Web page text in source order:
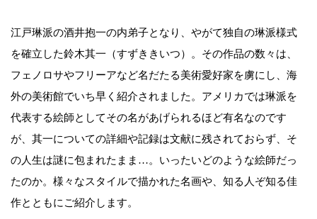
江戸琳派の酒井抱一の内弟子となり、やがて独自の琳派様式
を確立した鈴木其一（すずききいつ）。その作品の数々は、
フェノロサやフリーアなど名だたる美術愛好家を虜にし、海
外の美術館でいち早く紹介されました。アメリカでは琳派を
代表する絵師としてその名があげられるほど有名なのです
が、其一についての詳細や記録は文献に残されておらず、そ
の人生は謎に包まれたまま…。いったいどのような絵師だっ
たのか。様々なスタイルで描かれた名画や、知る人ぞ知る佳
作とともにご紹介します。